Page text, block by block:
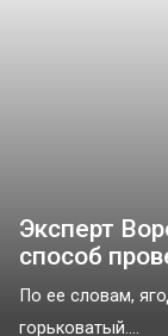
Эксперт
способ
По ее словам,
горьковатый....